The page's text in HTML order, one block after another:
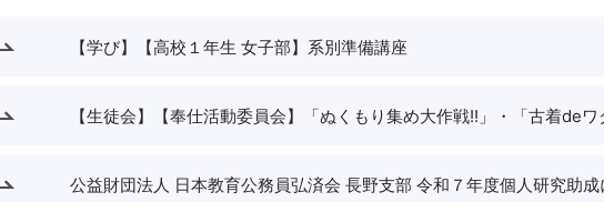
【学び】 【高校１年生 女子部】系別準備講座
【生徒会】 【奉仕活動委員会】「ぬくもり集め大作戦!!」・「古着de
公益財団法人 日本教育公務員弘済会 長野支部 令和７年度個人研究助